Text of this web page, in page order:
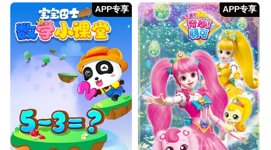
APP专享 APP专享